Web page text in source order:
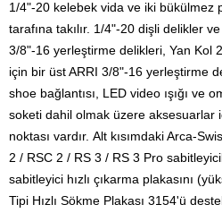
1/4"-20 kelebek vida ve iki bükülmez
tarafına takılır. 1/4"-20 dişli delikler
3/8"-16 yerleştirme delikleri, Yan Kol
için bir üst ARRI 3/8"-16 yerleştirme
shoe bağlantısı, LED video ışığı ve
soketi dahil olmak üzere aksesuarlar
noktası vardır. Alt kısımdaki Arca-
2 / RSC 2 / RS 3 / RS 3 Pro
sabitleyici hızlı çıkarma plakasını
Tipi Hızlı Sökme Plakası 3154'ü